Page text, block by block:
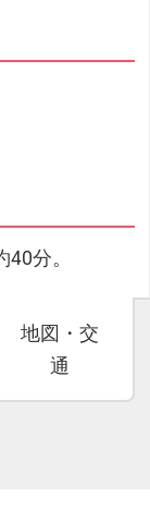
分。
地図・交
通